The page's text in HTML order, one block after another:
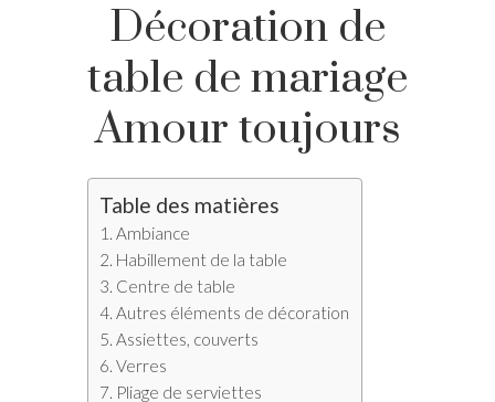
Décoration de
table de mariage
Amour toujours
Table des matières
Ambiance
Habillement de la table
Centre de table
Autres éléments de décoration
Assiettes, couverts
Verres
Pliage de serviettes